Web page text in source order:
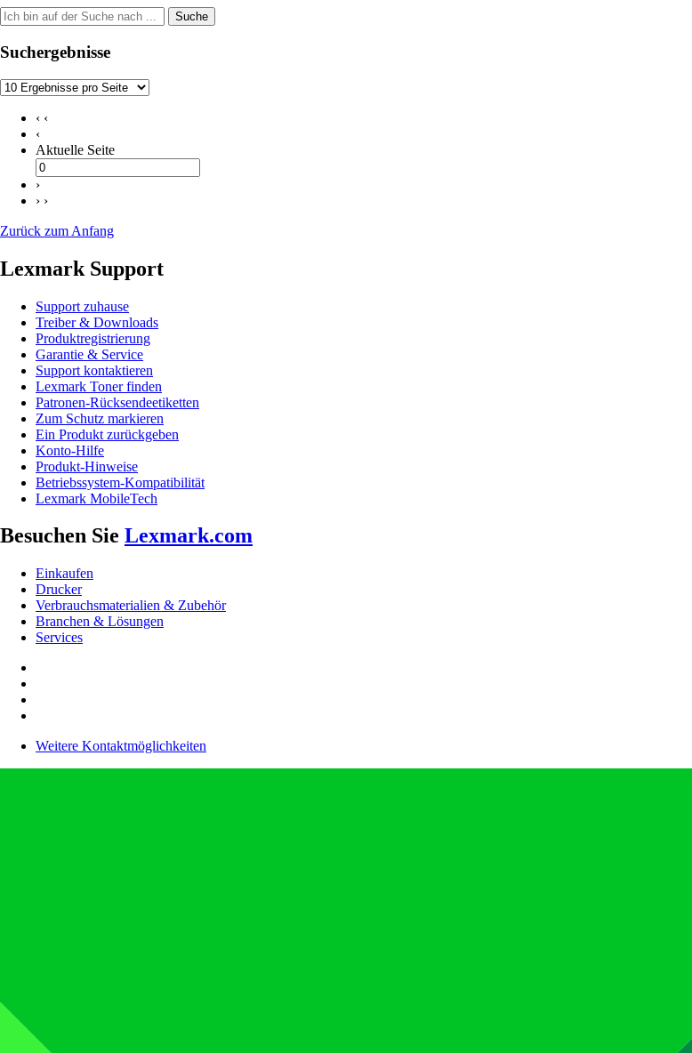
Suche
Suchergebnisse
‹ ‹
‹
Aktuelle Seite
›
› ›
Zurück zum Anfang
Lexmark Support
Support zuhause
Treiber & Downloads
Produktregistrierung
Garantie & Service
Support kontaktieren
Lexmark Toner finden
Patronen-Rücksendeetiketten
Zum Schutz markieren
Ein Produkt zurückgeben
Konto-Hilfe
Produkt-Hinweise
Betriebssystem-Kompatibilität
Lexmark MobileTech
Besuchen Sie Lexmark.com
Einkaufen
Drucker
Verbrauchsmaterialien & Zubehör
Branchen & Lösungen
Services
Weitere Kontaktmöglichkeiten